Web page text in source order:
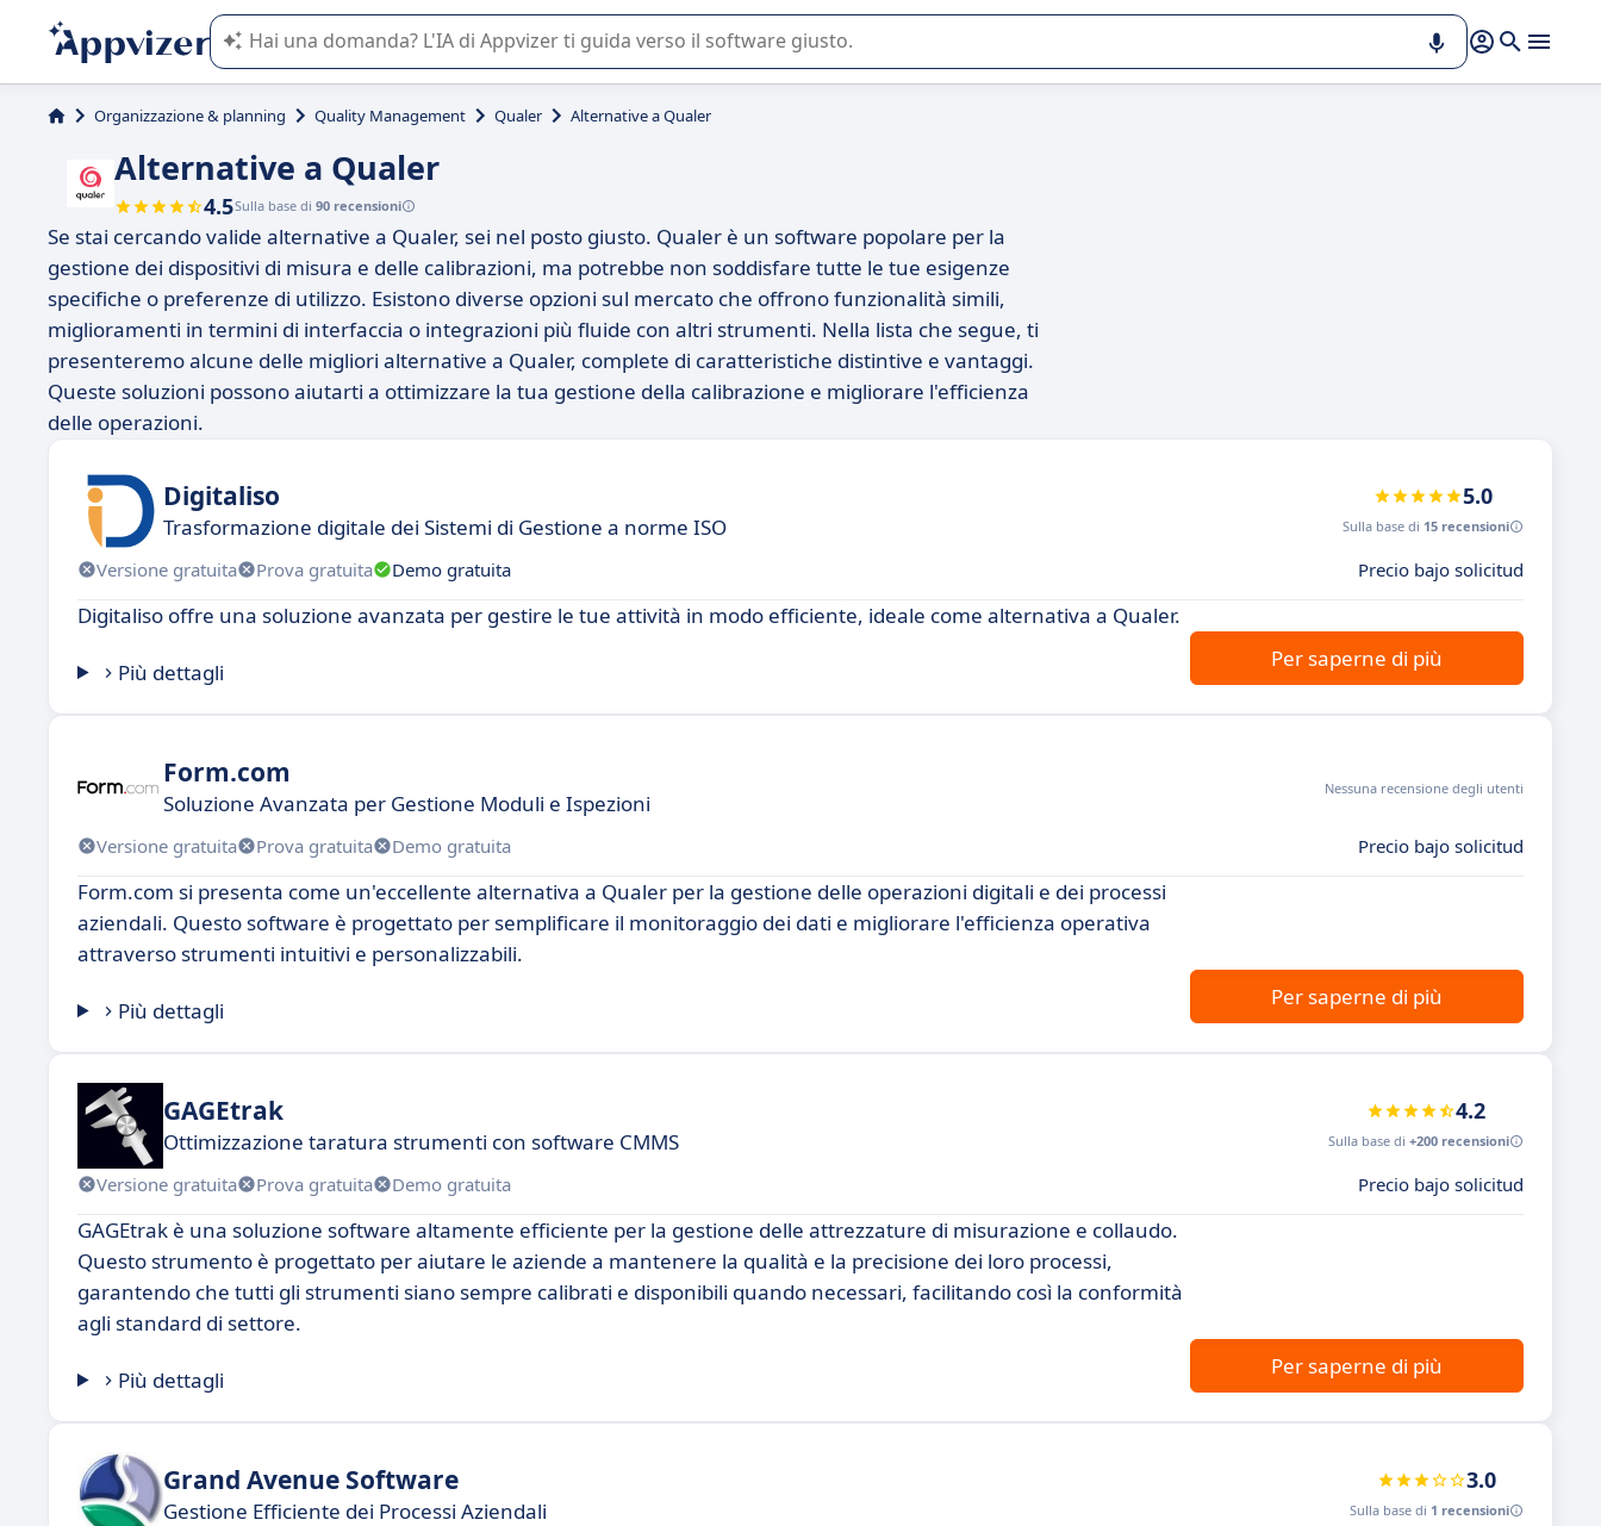
L'IA di Appvizer vi guida nell'utilizzo o nella scelta di un software SaaS per la vostra azienda.
Organizzazione & planning Quality Management Qualer Alternative a Qualer
Alternative a Qualer
4.5Sulla base di 90 recensioni
Se stai cercando valide alternative a Qualer, sei nel posto giusto. Qualer è un software popolare per la
gestione dei dispositivi di misura e delle calibrazioni, ma potrebbe non soddisfare tutte le tue esigenze
specifiche o preferenze di utilizzo. Esistono diverse opzioni sul mercato che offrono funzionalità simili,
miglioramenti in termini di interfaccia o integrazioni più fluide con altri strumenti. Nella lista che segue, ti
presenteremo alcune delle migliori alternative a Qualer, complete di caratteristiche distintive e vantaggi.
Queste soluzioni possono aiutarti a ottimizzare la tua gestione della calibrazione e migliorare l'efficienza
delle operazioni.
Digitaliso
Trasformazione digitale dei Sistemi di Gestione a norme ISO
5.0
Sulla base di 15 recensioni
Versione gratuita Prova gratuita Demo gratuita Precio bajo solicitud
Digitaliso offre una soluzione avanzata per gestire le tue attività in modo efficiente, ideale come alternativa a Qualer.
Più dettagli
Per saperne di più
Form.com
Soluzione Avanzata per Gestione Moduli e Ispezioni
Nessuna recensione degli utenti
Versione gratuita Prova gratuita Demo gratuita Precio bajo solicitud
Form.com si presenta come un'eccellente alternativa a Qualer per la gestione delle operazioni digitali e dei processi
aziendali. Questo software è progettato per semplificare il monitoraggio dei dati e migliorare l'efficienza operativa
attraverso strumenti intuitivi e personalizzabili.
Più dettagli
Per saperne di più
GAGEtrak
Ottimizzazione taratura strumenti con software CMMS
4.2
Sulla base di +200 recensioni
Versione gratuita Prova gratuita Demo gratuita Precio bajo solicitud
GAGEtrak è una soluzione software altamente efficiente per la gestione delle attrezzature di misurazione e collaudo.
Questo strumento è progettato per aiutare le aziende a mantenere la qualità e la precisione dei loro processi,
garantendo che tutti gli strumenti siano sempre calibrati e disponibili quando necessari, facilitando così la conformità
agli standard di settore.
Più dettagli
Per saperne di più
Grand Avenue Software
Gestione Efficiente dei Processi Aziendali
3.0
Sulla base di 1 recensioni